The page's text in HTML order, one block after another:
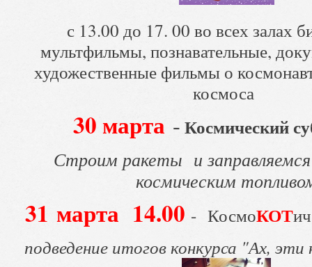
с 13.00 до 17. 00 во всех залах
мультфильмы, познавательные,
художественные фильмы о
космоса
30 марта -Космический
Строим ракеты и
космическим
31 марта 14.00 - КосмоКОТ
подведение итогов конкурса "Ах,